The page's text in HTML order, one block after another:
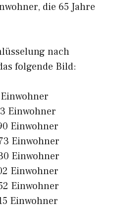
die 65 Jahre
nach
folgende Bild:
Einwohner
Einwohner
Einwohner
Einwohner
Einwohner
Einwohner
Einwohner